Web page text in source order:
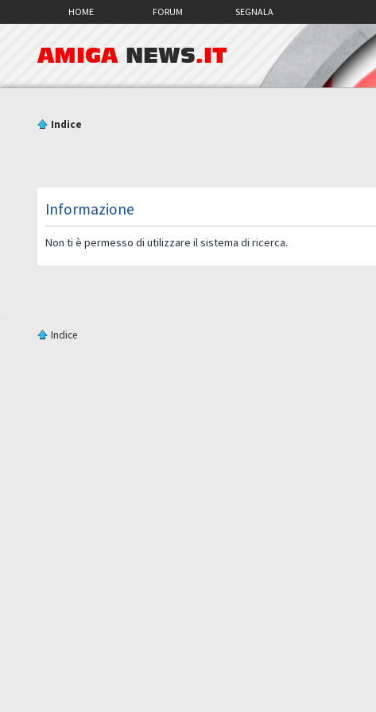
HOME FORUM SEGNALA
AMIGA NEWS.IT
Indice
Informazione
Non ti è permesso di utilizzare il sistema di ricerca.
Indice